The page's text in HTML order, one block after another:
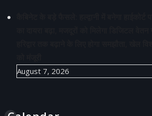
August 7, 2026